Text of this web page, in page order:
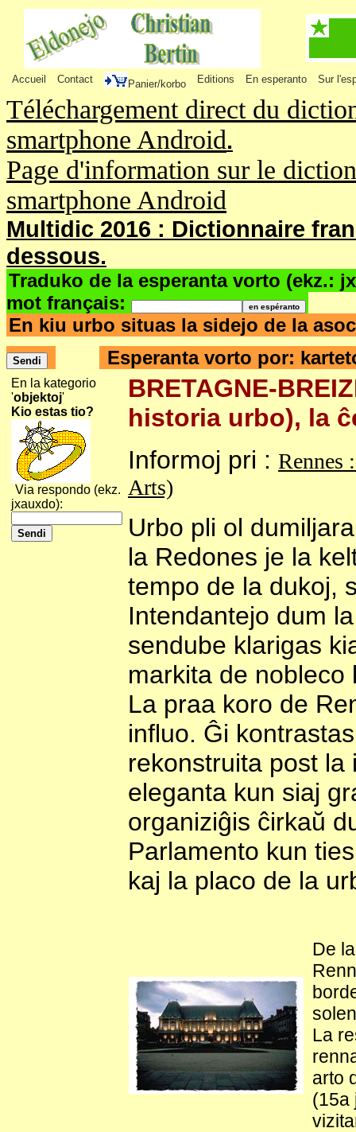
Accueil Contact Panier/korbo Editions En esperanto Sur
Téléchargement direct du
smartphone Android.
Page d'information sur le
smartphone Android
Multidic 2016 : Dictionnaire
dessous.
Traduko de la esperanta vorto (ekz.:
mot français:
En kiu urbo situas la sidejo de la
Esperanta vorto por:
En la kategorio
'objektoj'
Kio estas tio?
Via respondo (ekz.
jxauxdo):
BRETAGNE-
historia urbo), la
Informoj pri : Rennes
Arts)
Urbo pli ol
la Redones je la
tempo de la dukoj,
Intendantejo dum
sendube klarigas
markita de nobleco
La praa koro de
influo. Ĝi
rekonstruita post
eleganta kun siaj
organiziĝis ĉirkaŭ
Parlamento kun
kaj la placo de la
De
La
arto
(15a